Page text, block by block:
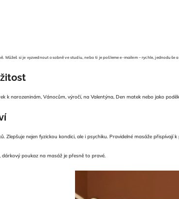
Můžeš si je vyzvednout osobně ve studiu, nebo ti je pošleme e-mailem – rychle, jednoduše
k narozeninám, Vánocům, výročí, na Valentýna, Den matek nebo jako
Zlepšuje nejen fyzickou kondici, ale i psychiku. Pravidelné masáže
poukaz na masáž je přesně to pravé.